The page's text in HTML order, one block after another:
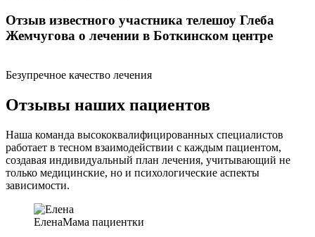
Отзыв известного участника телешоу Глеба
Жемчугова о лечении в Боткинском центре
Безупречное качество лечения
Отзывы наших пациентов
Наша команда высококвалифицированных специалистов
работает в тесном взаимодействии с каждым пациентом,
создавая индивидуальный план лечения, учитывающий не
только медицинские, но и психологические аспекты
зависимости.
ЕленаМама пациентки